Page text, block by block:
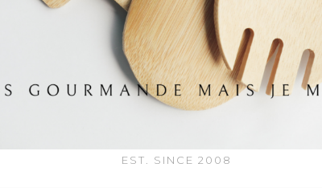
EST. SINCE 2008